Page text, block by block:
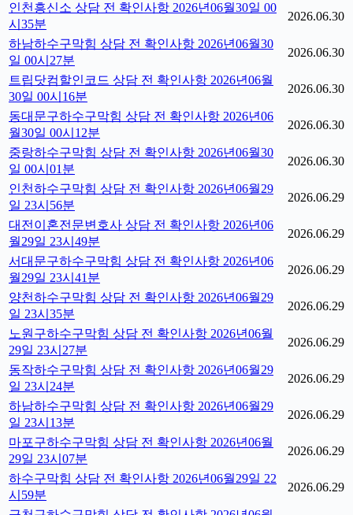
인천흥신소 상담 전 확인사항 2026년06월30일 00
시35분
2026.06.30
하남하수구막힘 상담 전 확인사항 2026년06월30
일 00시27분
2026.06.30
트립닷컴할인코드 상담 전 확인사항 2026년06월
30일 00시16분
2026.06.30
동대문구하수구막힘 상담 전 확인사항 2026년06
월30일 00시12분
2026.06.30
중랑하수구막힘 상담 전 확인사항 2026년06월30
일 00시01분
2026.06.30
인천하수구막힘 상담 전 확인사항 2026년06월29
일 23시56분
2026.06.29
대전이혼전문변호사 상담 전 확인사항 2026년06
월29일 23시49분
2026.06.29
서대문구하수구막힘 상담 전 확인사항 2026년06
월29일 23시41분
2026.06.29
양천하수구막힘 상담 전 확인사항 2026년06월29
일 23시35분
2026.06.29
노원구하수구막힘 상담 전 확인사항 2026년06월
29일 23시27분
2026.06.29
동작하수구막힘 상담 전 확인사항 2026년06월29
일 23시24분
2026.06.29
하남하수구막힘 상담 전 확인사항 2026년06월29
일 23시13분
2026.06.29
마포구하수구막힘 상담 전 확인사항 2026년06월
29일 23시07분
2026.06.29
하수구막힘 상담 전 확인사항 2026년06월29일 22
시59분
2026.06.29